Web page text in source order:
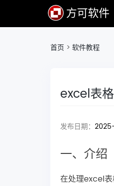
方可软件
首页 > 软件教程
excel表
发布日期：
一、介绍
在处理excel表